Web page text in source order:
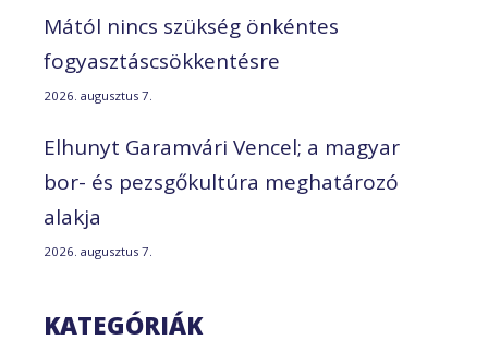
Mától nincs szükség önkéntes
fogyasztáscsökkentésre
2026. augusztus 7.
Elhunyt Garamvári Vencel; a magyar
bor- és pezsgőkultúra meghatározó
alakja
2026. augusztus 7.
KATEGÓRIÁK